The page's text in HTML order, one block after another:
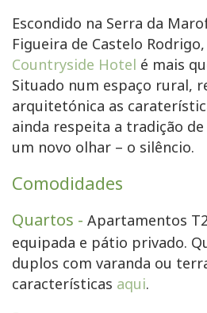
Escondido na Serra da
Figueira de Castelo
Countryside Hotel é mais
Situado num espaço rural,
arquitetónica as
ainda respeita a tradição
um novo olhar – o silêncio.
Comodidades
Quartos - Apartamentos
equipada e pátio privado.
duplos com varanda ou
características aqui.